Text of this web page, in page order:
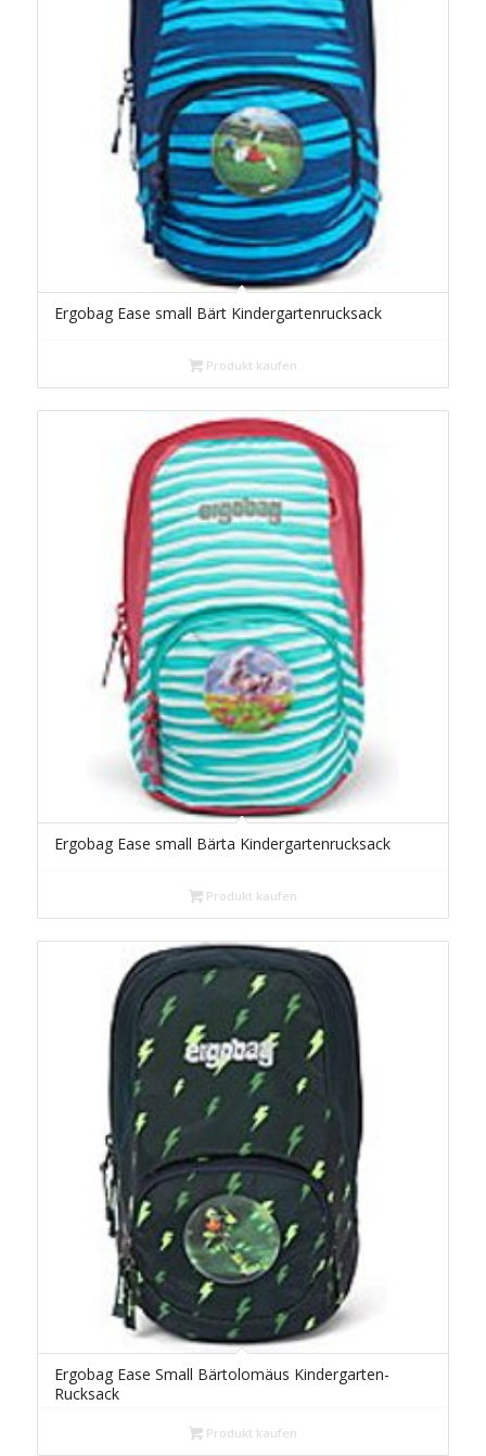
Ergobag Ease small Bärt Kindergartenrucksack
Produkt kaufen
Ergobag Ease small Bärta Kindergartenrucksack
Produkt kaufen
Ergobag Ease Small Bärtolomäus Kindergarten-
Rucksack
Produkt kaufen